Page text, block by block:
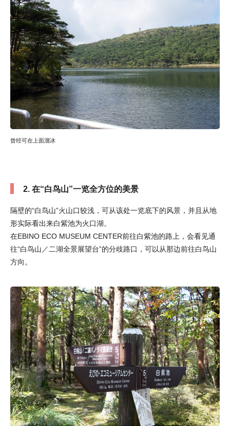
曾经可在上面溜冰
2. 在“白鸟山”一览全方位的美景
隔壁的“白鸟山”火山口较浅，可从该处一览底下的风景，并且从地
形实际看出来白紫池为火口湖。
在EBINO ECO MUSEUM CENTER前往白紫池的路上，会看见通
往“白鸟山／二湖全景展望台”的分歧路口，可以从那边前往白鸟山
方向。